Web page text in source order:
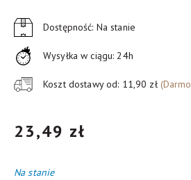
Dostępność: Na stanie
Wysyłka w ciągu: 24h
Koszt dostawy od: 11,90 zł
23,49 zł
Na stanie